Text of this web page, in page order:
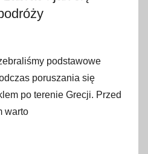
podstawowe
poruszania się
po terenie Grecji. Przed
warto